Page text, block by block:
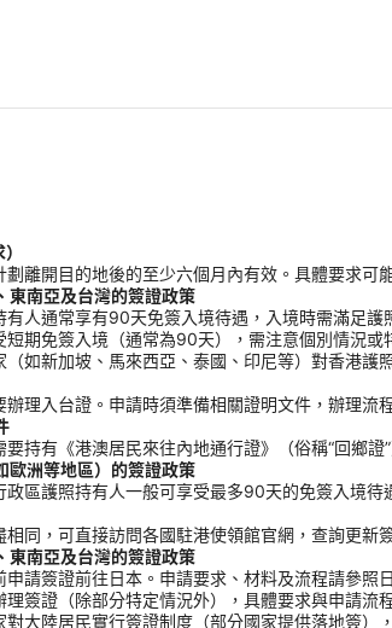
離開目的地後的至少六個月內有效。具體要求可
東南亞及台灣的簽證政策
人通常享有90天免簽入境待遇，入境時需滿足護
期免簽入境（通常為90天），需注意個別情況或
如新加坡、馬來西亞、泰國、印尼等）對香港
理入台證。申請時須準備相關證明文件，辦理流
持有《港澳居民來往內地通行證》（俗稱“回鄉證
歐洲等地區）的簽證政策
區護照持有人一般可享受最多90天的免簽入境
同，可直接訪問各國駐港使領館官網，查詢更新
東南亞及台灣的簽證政策
請簽證前往日本。申請要求、材料及流程請參照
簽證（除部分特定情況外），具體要求與申請流
大陸居民實行簽證制度（部分國家提供落地簽